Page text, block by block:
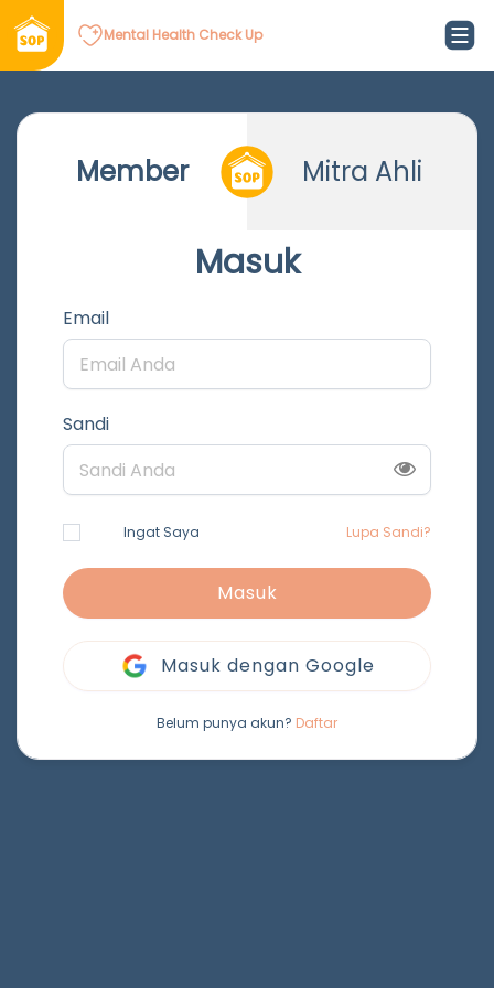
Mental Health Check Up
Member Mitra Ahli
Masuk
Email
Sandi
Ingat Saya Lupa Sandi?
Masuk
Masuk dengan Google
Belum punya akun? Daftar